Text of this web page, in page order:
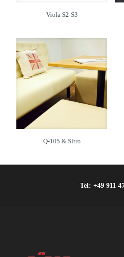
Viola S2-S3
Q-105 & Sitro
Tel: +49 911